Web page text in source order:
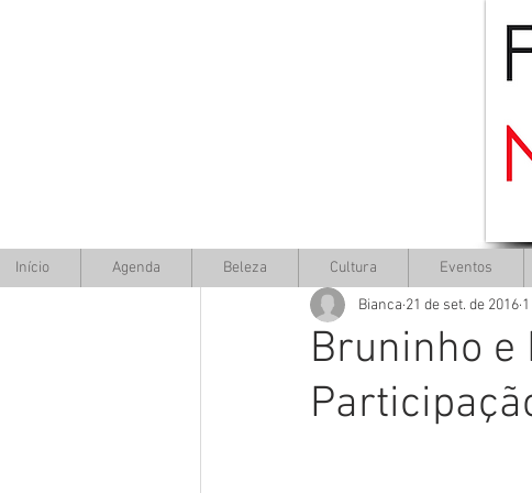
Bruninho e
Bianca 21 de set. de 2016
Início Agenda Beleza Cultura Eventos